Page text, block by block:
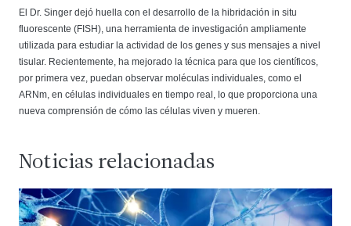
El Dr. Singer dejó huella con el desarrollo de la hibridación in situ
fluorescente (FISH), una herramienta de investigación ampliamente
utilizada para estudiar la actividad de los genes y sus mensajes a nivel
tisular. Recientemente, ha mejorado la técnica para que los científicos,
por primera vez, puedan observar moléculas individuales, como el
ARNm, en células individuales en tiempo real, lo que proporciona una
nueva comprensión de cómo las células viven y mueren.
Noticias relacionadas